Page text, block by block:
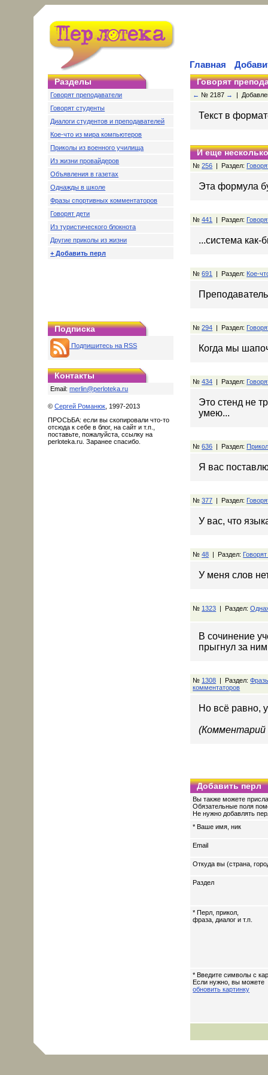
Главная
Разделы
Говорят преподаватели
Говорят студенты
Диалоги студентов и преподавателей
Кое-что из мира компьютеров
Приколы из военного училища
Из жизни провайдеров
Объявления в газетах
Однажды в школе
Фразы спортивных комментаторов
Говорят дети
Из туристического блокнота
Другие приколы из жизни
+ Добавить перл
Подписка
Подпишитесь на RSS
Контакты
Email:merlin@perloteka.ru
©Сергей Романюк , 1997-2013
ПРОСЬБА: если вы скопировали что-то
отсюда к себе в блог, на сайт и т.п.,
поставьте, пожалуйста, ссылку на
perloteka.ru. Заранее спасибо.
Говорят
← № 2187 → |
Текст в
И еще
№256 | Раздел:
Эта формула
№441 | Раздел:
...система
№691 | Раздел: Кое-
№294 | Раздел:
Когда мы
№434 | Раздел:
Это стенд не
умею...
№636 | Раздел:
Я вас
№377 | Раздел:
У вас, что
№48 | Раздел:
У меня слов
№ 1323 | Раздел:
В сочинение
прыгнул за
№ 1308 | Раздел:
комментаторов
Но всё равно,
(Комментарий
Добавить перл
Вы также можете
Обязательные поля
Не нужно добавлять
* Ваше имя, ник
Email
Откуда вы (страна,
Раздел
* Перл, прикол,
фраза, диалог и т.п.
* Введите символы с
Если нужно, вы можете
обновить картинку